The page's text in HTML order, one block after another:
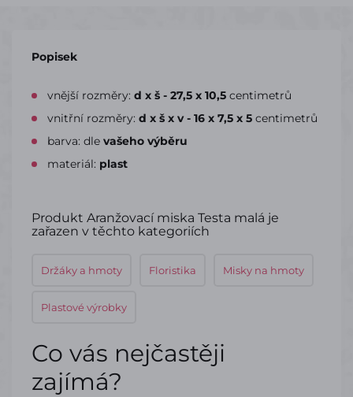
Popisek
vnější rozměry: d x š - 27,5 x 10,5 centimetrů
vnitřní rozměry: d x š x v - 16 x 7,5 x 5 centimetrů
barva: dle vašeho výběru
materiál: plast
Produkt Aranžovací miska Testa malá je
zařazen v těchto kategoriích
Držáky a hmoty Floristika Misky na hmoty
Plastové výrobky
Co vás nejčastěji
zajímá?